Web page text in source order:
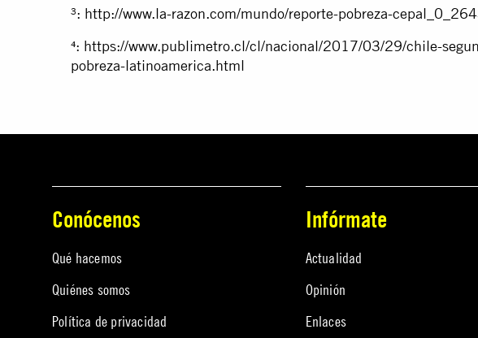
³: http://www.la-razon.com/mundo/reporte-pobreza-
⁴: https://www.publimetro.cl/cl/nacional/2017/03/29/chile-
pobreza-latinoamerica.html
Conócenos
Qué hacemos
Quiénes somos
Política de privacidad
Infórmate
Actualidad
Opinión
Enlaces